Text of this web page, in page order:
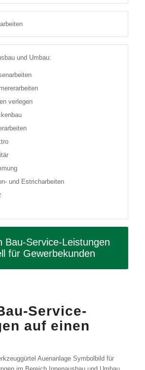
und Umbau:
verlegen
und Estricharbeiten
Bau-Service-Leistungen
für Gewerbekunden
Service-
auf einen